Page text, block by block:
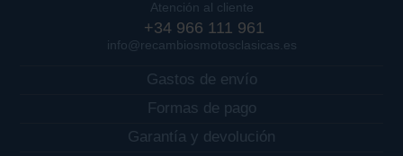
Atención al cliente
+34 966 111 961
info@recambiosmotosclasicas.es
Gastos de envío
Formas de pago
Garantía y devolución